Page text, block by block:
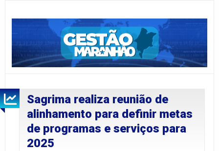
Sagrima realiza reunião de
alinhamento para definir metas
de programas e serviços para
2025